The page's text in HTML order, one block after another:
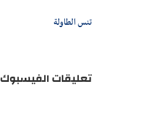
تنس الطاولة
تعليقات الفيسبوك